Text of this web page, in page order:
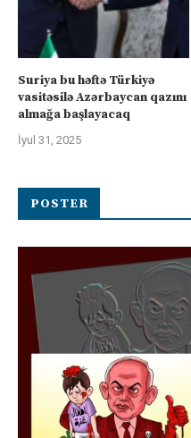
Suriya bu həftə Türkiyə
vasitəsilə Azərbaycan qazını
almağa başlayacaq
İyul 31, 2025
POSTER